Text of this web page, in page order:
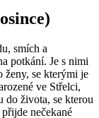
smích a
potkání. Je s nimi
ženy, se kterými je
ve Střelci,
do života, se kterou
nečekané